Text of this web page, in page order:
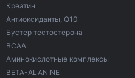
Креатин
Антиоксиданты, Q10
Бустер тестостерона
ВСАА
Аминокислотные комплексы
BETA-ALANINE